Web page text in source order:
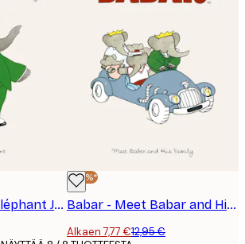
Babar - Le Petit Éléphant Juliste
-40%*
Babar - Meet Babar and His family Juliste
Alkaen 7,77 €12,95 €